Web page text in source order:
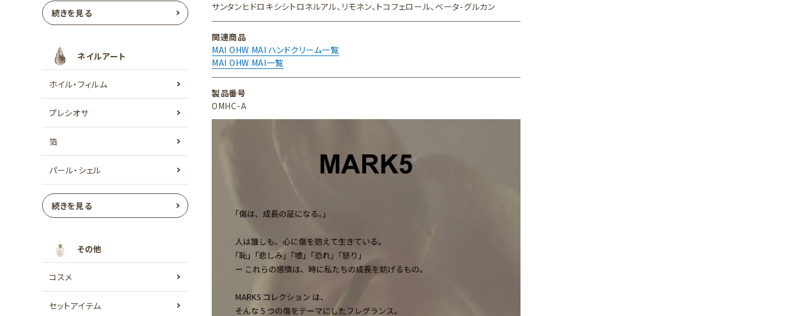
続きを見る
ネイルアート
ホイル・フィルム
プレシオサ
箔
パール・シェル
続きを見る
その他
コスメ
セットアイテム
サンタンヒドロキシシトロネルアル、リモネン、トコフェロール、ベータ-グルカン
関連商品
MAI OHW MAI ハンドクリーム一覧
MAI OHW MAI一覧
製品番号
OMHC-A